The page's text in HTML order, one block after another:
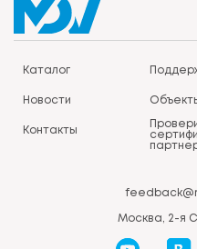
Каталог
Новости
Контакты
Москва, 2-я